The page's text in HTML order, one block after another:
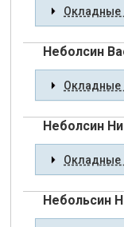
Окладные
Неболсин
Окладные
Неболсин
Окладные
Небольсин